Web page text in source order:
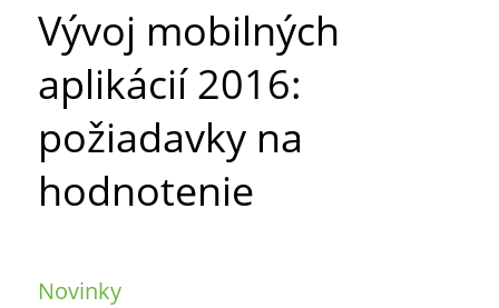
Vývoj mobilných
aplikácií 2016:
požiadavky na
hodnotenie
Novinky